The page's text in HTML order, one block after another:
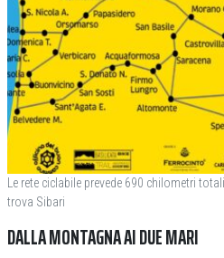
Le rete ciclabile prevede 690 chilometri
trova Sibari
DALLA MONTAGNA AI DUE MARI